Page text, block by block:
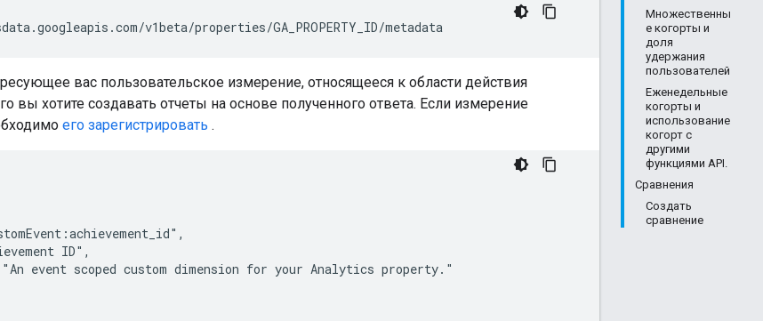
Множественны
е когорты и
доля
удержания
пользователей
Еженедельные
когорты и
использование
когорт с
другими
функциями API.
Сравнения
Создать
сравнение
вас пользовательское измерение, относящееся к области действия
вы хотите создавать отчеты на основе полученного ответа. Если измерение
его зарегистрировать .
ID",
event scoped custom dimension for your Analytics property."